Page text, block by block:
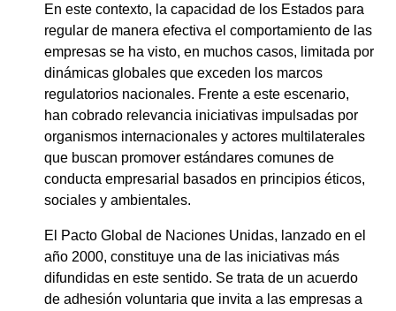
En este contexto, la capacidad de los Estados para
regular de manera efectiva el comportamiento de las
empresas se ha visto, en muchos casos, limitada por
dinámicas globales que exceden los marcos
regulatorios nacionales. Frente a este escenario,
han cobrado relevancia iniciativas impulsadas por
organismos internacionales y actores multilaterales
que buscan promover estándares comunes de
conducta empresarial basados en principios éticos,
sociales y ambientales.
El Pacto Global de Naciones Unidas, lanzado en el
año 2000, constituye una de las iniciativas más
difundidas en este sentido. Se trata de un acuerdo
de adhesión voluntaria que invita a las empresas a